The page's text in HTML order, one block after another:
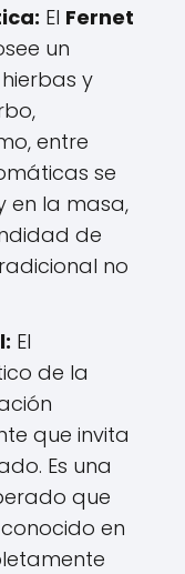
El Fernet
un
y
entre
se
en la masa,
de
no
El
de la
que invita
Es una
que
en